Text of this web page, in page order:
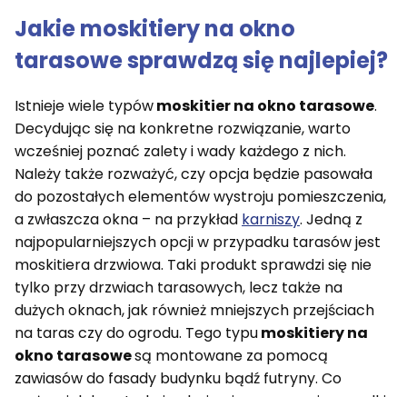
Jakiemoskitiery na okno
tarasowesprawdzą się najlepiej?
Istnieje wiele typówmoskitier na okno tarasowe.
Decydując się na konkretne rozwiązanie, warto
wcześniej poznać zalety i wady każdego z nich.
Należy także rozważyć, czy opcja będzie pasowała
do pozostałych elementów wystroju pomieszczenia,
a zwłaszcza okna – na przykład karniszy. Jedną z
najpopularniejszych opcji w przypadku tarasów jest
moskitiera drzwiowa. Taki produkt sprawdzi się nie
tylko przy drzwiach tarasowych, lecz także na
dużych oknach, jak również mniejszych przejściach
na taras czy do ogrodu. Tego typumoskitiery na
okno tarasowesą montowane za pomocą
zawiasów do fasady budynku bądź futryny. Co